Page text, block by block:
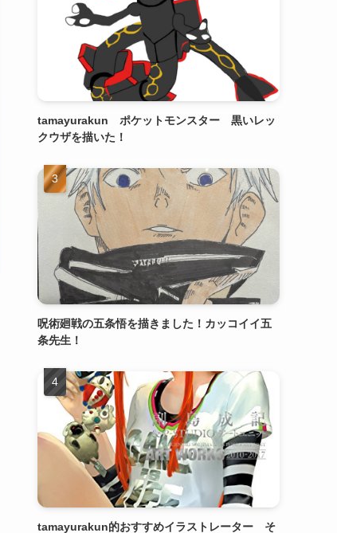
tamayurakun ポケットモンスター 黒いレッ
クウザを描いた！
呪術廻戦の五条悟を描きました！カッコイイ五
条先生！
tamayurakun的おすすめイラストレーター そ